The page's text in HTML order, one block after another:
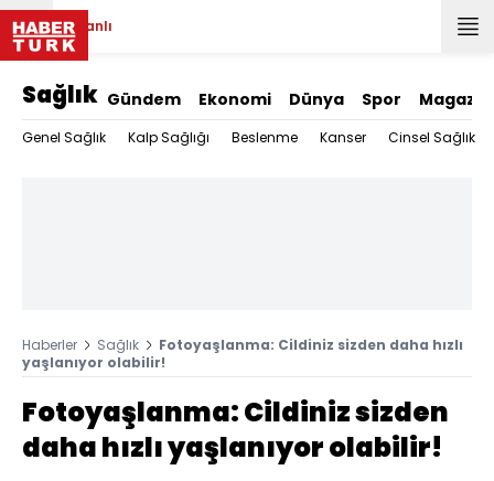
Canlı
Sağlık Gündem Ekonomi Dünya Spor Magazin
Genel Sağlık Kalp Sağlığı Beslenme Kanser Cinsel Sağlık
Haberler Sağlık
Fotoyaşlanma: Cildiniz sizden daha hızlı
yaşlanıyor olabilir!
Fotoyaşlanma: Cildiniz sizden
daha hızlı yaşlanıyor olabilir!